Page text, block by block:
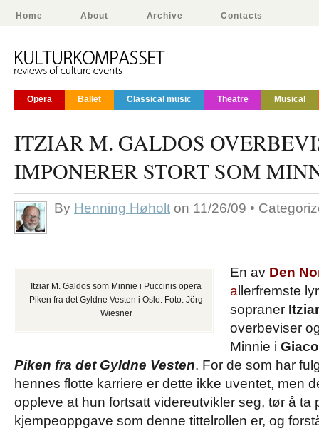
Home About Archive Contacts
Opera Ballet Classical music Theatre Musical
ITZIAR M. GALDOS
IMPONERER STORT SOM
By Henning Høholt on 11/26/09 •
Itziar M. Galdos som Minnie i Puccinis opera
Piken fra det Gyldne Vesten i Oslo. Foto: Jörg
Wiesner
En av Den
a llerfremste
sopraner
overbeviser
Minnie i
Piken fra det Gyldne Vesten. For de som har
hennes flotte karriere er dette ikke uventet, men
oppleve at hun fortsatt videreutvikler seg, tør å ta
kjempeoppgave som denne tittelrollen er, og